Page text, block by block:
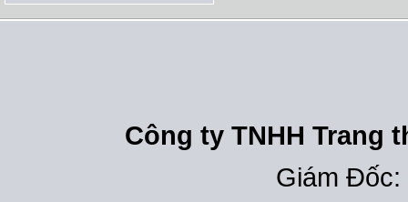
Công ty TNHH Trang
Giám Đốc: